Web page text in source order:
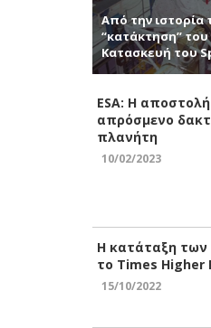
Από την ιστορία
“κατάκτηση”
Κατασκευή του
ESA: Η
απρόσμενο
πλανήτη
10/02/2023
Η κατάταξη
το Times Higher
15/10/2022